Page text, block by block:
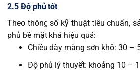
2.5 Độ phủ tốt
Theo thông số kỹ thuật tiêu chuẩn,
phủ bề mặt khá hiệu quả:
Chiều dày màng sơn khô: 30 –
Độ phủ lý thuyết: khoảng 10 –